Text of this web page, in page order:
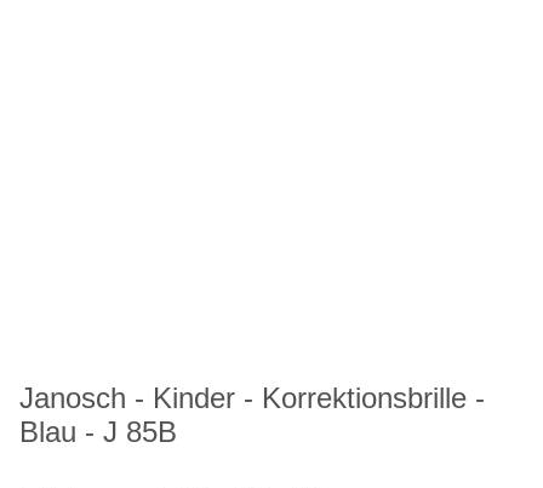
Janosch - Kinder - Korrektionsbrille -
Blau - J 85B